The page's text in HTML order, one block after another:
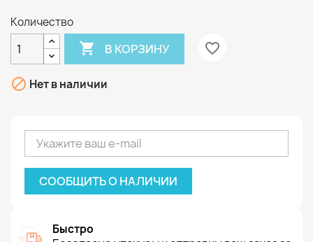
Количество
 В КОРЗИНУ favorite_border
 Нет в наличии
СООБЩИТЬ О НАЛИЧИИ
Быстро